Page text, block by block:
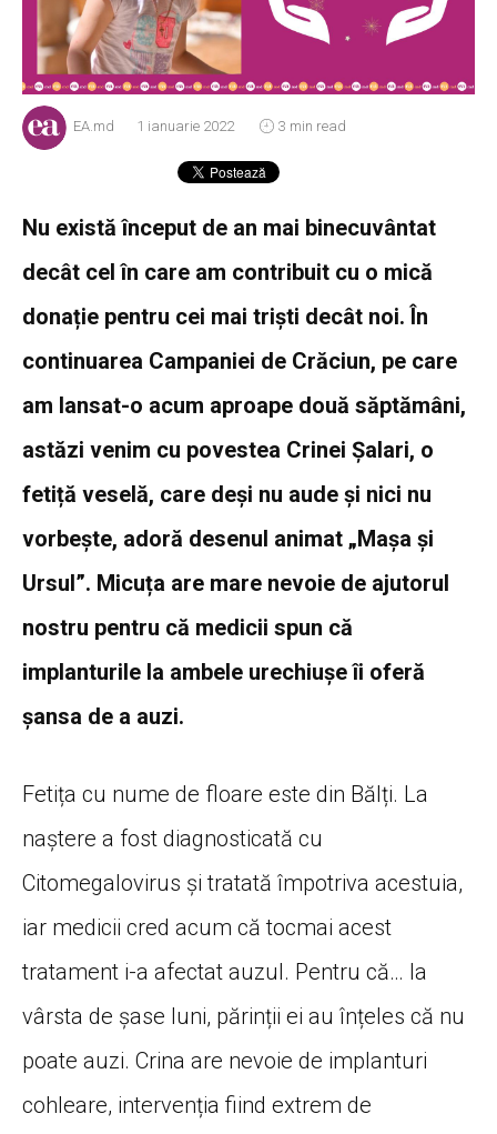
EA.md 1 ianuarie 2022 3 min read
Nu există început de an mai binecuvântat
decât cel în care am contribuit cu o mică
donație pentru cei mai triști decât noi. În
continuarea Campaniei de Crăciun, pe care
am lansat-o acum aproape două săptămâni,
astăzi venim cu povestea Crinei Șalari, o
fetiță veselă, care deși nu aude și nici nu
vorbește, adoră desenul animat „Mașa și
Ursul”. Micuța are mare nevoie de ajutorul
nostru pentru că medicii spun că
implanturile la ambele urechiușe îi oferă
șansa de a auzi.
Fetița cu nume de floare este din Bălți. La
naștere a fost diagnosticată cu
Citomegalovirus și tratată împotriva acestuia,
iar medicii cred acum că tocmai acest
tratament i-a afectat auzul. Pentru că… la
vârsta de șase luni, părinții ei au înțeles că nu
poate auzi. Crina are nevoie de implanturi
cohleare, intervenția fiind extrem de